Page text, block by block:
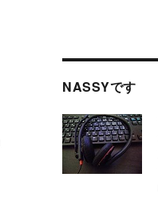
NASSYです